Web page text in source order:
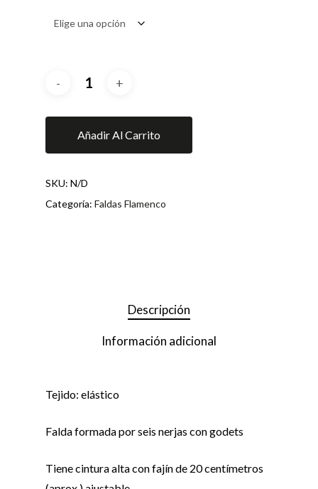
Añadir Al Carrito
SKU: N/D
Categoría: Faldas Flamenco
Descripción
Información adicional
Tejido: elástico
Falda formada por seis nerjas con godets
Tiene cintura alta con fajín de 20 centímetros